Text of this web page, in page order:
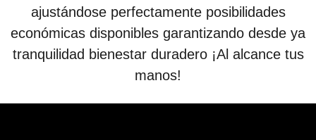
ajustándose perfectamente posibilidades
económicas disponibles garantizando desde ya
tranquilidad bienestar duradero ¡Al alcance tus
manos!